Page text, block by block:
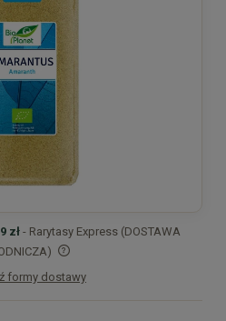
zł - Rarytasy Express (DOSTAWA
kosztów płatności
formy dostawy